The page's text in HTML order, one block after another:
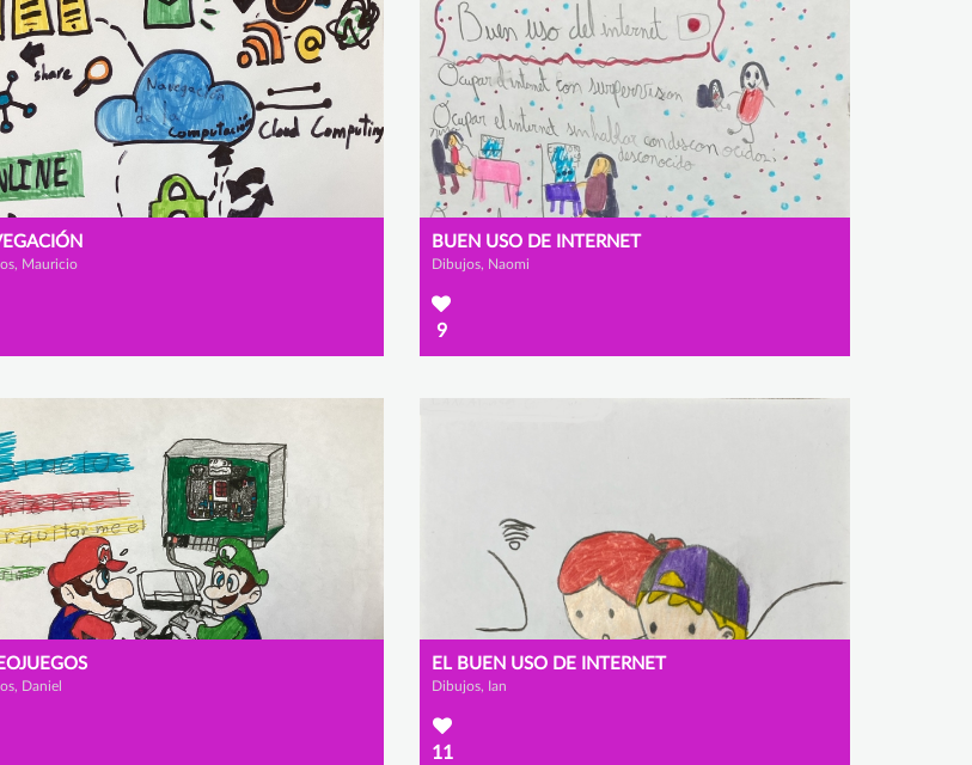
Mauricio
BUEN USO DE INTERNET
Dibujos, Naomi
9
Daniel
EL BUEN USO DE INTERNET
Dibujos, Ian
11